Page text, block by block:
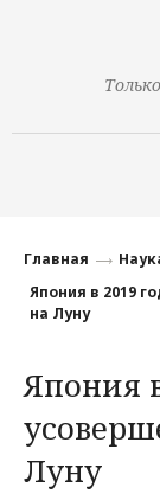
Финансы
Наука
Культура
Общество
Главная
Япония в 2019
на Луну
Япония
Луну